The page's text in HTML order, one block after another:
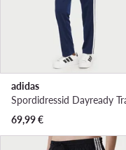
adidas
69,99€